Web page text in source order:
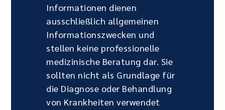
Informationen dienen
ausschließlich allgemeinen
Informationszwecken und
stellen keine professionelle
medizinische Beratung dar. Sie
sollten nicht als Grundlage für
die Diagnose oder Behandlung
von Krankheiten verwendet